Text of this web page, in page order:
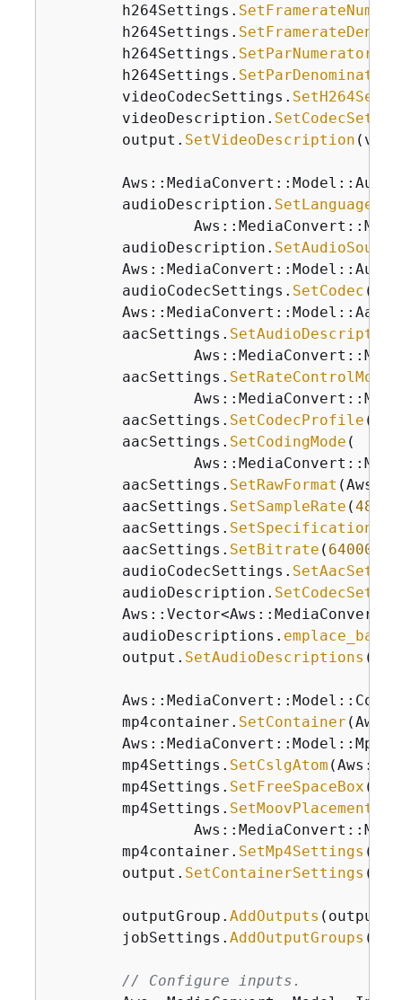
        h264Settings.
        h264Settings.
        h264Settings.
SetParNumerator
        h264Settings.
SetParDenominator
        videoCodecSettings.
        videoDescription.
        output.
SetVideoDescription
        audioDescription.
        audioDescription.
        audioCodecSettings.
SetCodec
        aacSettings.
        aacSettings.
SetRateControlMode
        aacSettings.
SetCodecProfile
        aacSettings.
SetCodingMode (
        aacSettings.
SetRawFormat
        aacSettings.
SetSampleRate (48000
        aacSettings.
SetSpecification
        aacSettings.
SetBitrate ( 64000
        audioCodecSettings.
        audioDescription.
        audioDescriptions.
emplace_back
        output.
SetAudioDescriptions
        mp4container.
SetContainer
        mp4Settings.
SetCslgAtom
        mp4Settings.
SetFreeSpaceBox
        mp4Settings.
SetMoovPlacement
        mp4container.
SetMp4Settings
        output.
SetContainerSettings
        outputGroup.
AddOutputs (output);
        jobSettings.
AddOutputGroups
// Configure inputs.